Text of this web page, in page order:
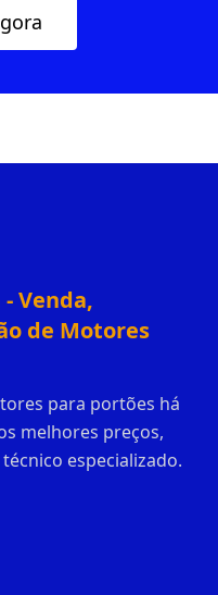
Venda,
de Motores
para portões há
melhores preços,
especializado.